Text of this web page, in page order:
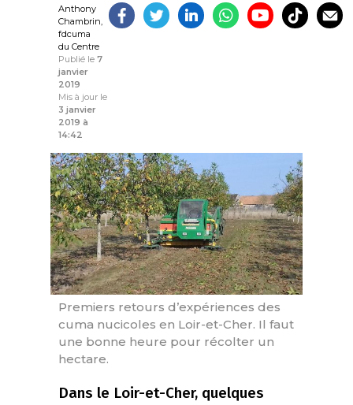
Anthony
Chambrin,
fdcuma
du Centre
Publié le 7
janvier
2019
Mis à jour le
3 janvier
2019 à
14:42
Premiers retours d’expériences des
cuma nucicoles en Loir-et-Cher. Il faut
une bonne heure pour récolter un
hectare.
Dans le Loir-et-Cher, quelques